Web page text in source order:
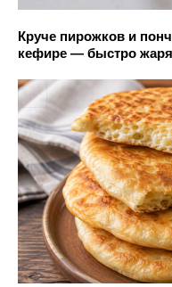
Круче пирожков и
кефире — быстро